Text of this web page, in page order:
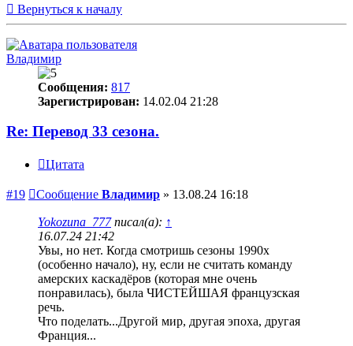
Вернуться к началу
Владимир
Сообщения: 817
Зарегистрирован: 14.02.04 21:28
Re: Перевод 33 сезона.
Цитата
#19 Сообщение Владимир » 13.08.24 16:18
Yokozuna_777писал(а): ↑
16.07.24 21:42
Увы, но нет. Когда смотришь сезоны 1990х
(особенно начало), ну, если не считать команду
амерских каскадёров (которая мне очень
понравилась), была ЧИСТЕЙШАЯ французская
речь.
Что поделать...Другой мир, другая эпоха, другая
Франция...